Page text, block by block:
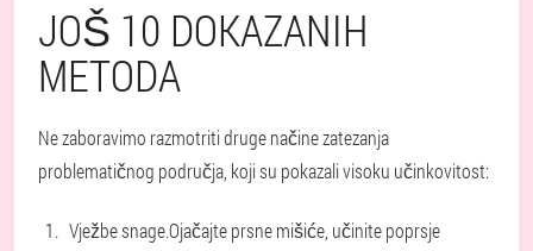
JOŠ 10 DOKAZANIH
METODA
Ne zaboravimo razmotriti druge načine zatezanja
problematičnog područja, koji su pokazali visoku učinkovitost:
Vježbe snage.Ojačajte prsne mišiće, učinite poprsje